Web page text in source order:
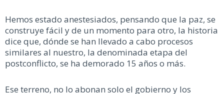
Hemos estado anestesiados, pensando que la paz, se
construye fácil y de un momento para otro, la historia
dice que, dónde se han llevado a cabo procesos
similares al nuestro, la denominada etapa del
postconflicto, se ha demorado 15 años o más.
Ese terreno, no lo abonan solo el gobierno y los